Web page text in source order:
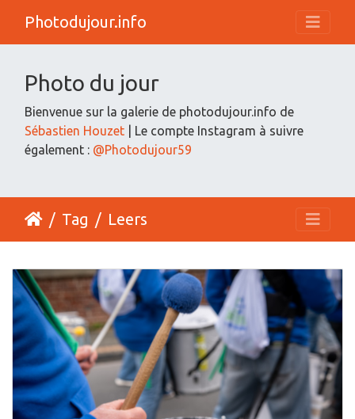
Photodujour.info
Photo du jour
Bienvenue sur la galerie de photodujour.info de
Sébastien Houzet | Le compte Instagram à suivre
également : @Photodujour59
Tag Leers